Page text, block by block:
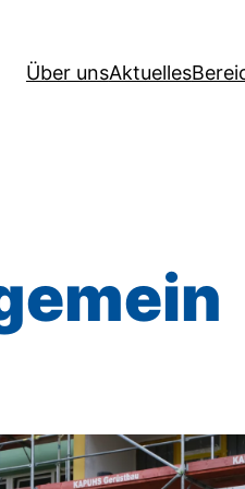
Über unsAktuelles